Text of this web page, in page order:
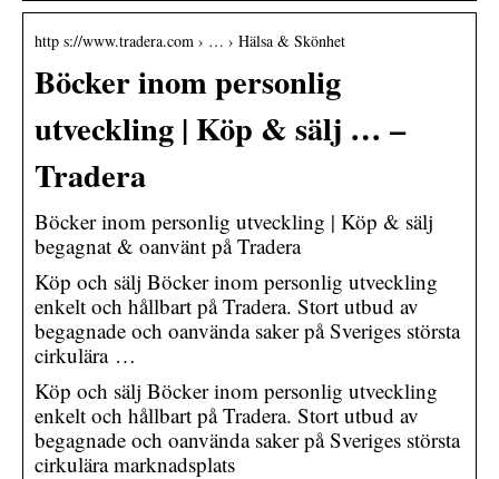
http s://www.tradera.com › … › Hälsa & Skönhet
Böcker inom personlig
utveckling | Köp & sälj … –
Tradera
Böcker inom personlig utveckling | Köp & sälj
begagnat & oanvänt på Tradera
Köp och sälj Böcker inom personlig utveckling
enkelt och hållbart på Tradera. Stort utbud av
begagnade och oanvända saker på Sveriges största
cirkulära …
Köp och sälj Böcker inom personlig utveckling
enkelt och hållbart på Tradera. Stort utbud av
begagnade och oanvända saker på Sveriges största
cirkulära marknadsplats